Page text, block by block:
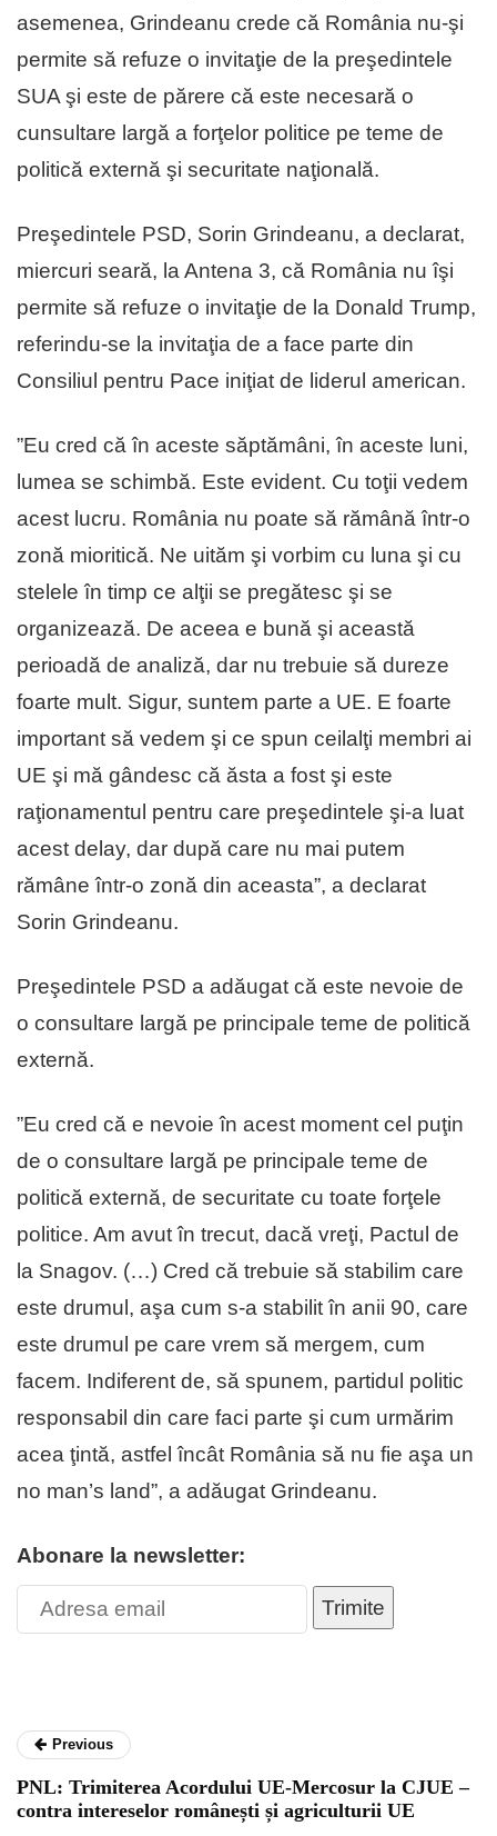
asemenea, Grindeanu crede că România nu-şi
permite să refuze o invitaţie de la preşedintele
SUA şi este de părere că este necesară o
cunsultare largă a forţelor politice pe teme de
politică externă şi securitate naţională.
Preşedintele PSD, Sorin Grindeanu, a declarat,
miercuri seară, la Antena 3, că România nu îşi
permite să refuze o invitaţie de la Donald Trump,
referindu-se la invitaţia de a face parte din
Consiliul pentru Pace iniţiat de liderul american.
”Eu cred că în aceste săptămâni, în aceste luni,
lumea se schimbă. Este evident. Cu toţii vedem
acest lucru. România nu poate să rămână într-o
zonă mioritică. Ne uităm şi vorbim cu luna şi cu
stelele în timp ce alţii se pregătesc şi se
organizează. De aceea e bună şi această
perioadă de analiză, dar nu trebuie să dureze
foarte mult. Sigur, suntem parte a UE. E foarte
important să vedem şi ce spun ceilalţi membri ai
UE şi mă gândesc că ăsta a fost şi este
raţionamentul pentru care preşedintele şi-a luat
acest delay, dar după care nu mai putem
rămâne într-o zonă din aceasta”, a declarat
Sorin Grindeanu.
Preşedintele PSD a adăugat că este nevoie de
o consultare largă pe principale teme de politică
externă.
”Eu cred că e nevoie în acest moment cel puţin
de o consultare largă pe principale teme de
politică externă, de securitate cu toate forţele
politice. Am avut în trecut, dacă vreţi, Pactul de
la Snagov. (…) Cred că trebuie să stabilim care
este drumul, aşa cum s-a stabilit în anii 90, care
este drumul pe care vrem să mergem, cum
facem. Indiferent de, să spunem, partidul politic
responsabil din care faci parte şi cum urmărim
acea ţintă, astfel încât România să nu fie aşa un
no man’s land”, a adăugat Grindeanu.
Abonare la newsletter:
Trimite
Previous
PNL: Trimiterea Acordului UE-Mercosur la CJUE –
contra intereselor românești și agriculturii UE